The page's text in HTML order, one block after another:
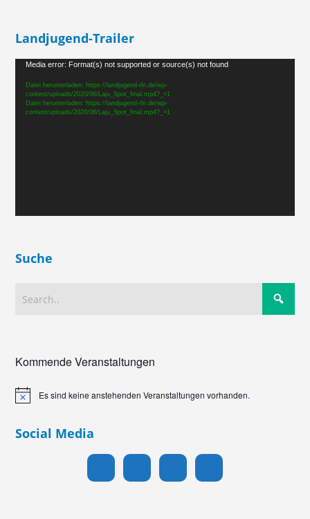
Landjugend-Trailer
Video-
Player
Media error: Format(s) not supported or source(s) not found
Datei herunterladen: https://landjugend-rln.de/wp-
content/uploads/2020/06/Laju_Spot_final.mp4?_=1
Datei herunterladen: https://landjugend-rln.de/wp-
content/uploads/2020/06/Laju_Spot_final.mp4?_=1
Suche
Kommende Veranstaltungen
HinweisEs sind keine anstehenden Veranstaltungen vorhanden.
Social Media